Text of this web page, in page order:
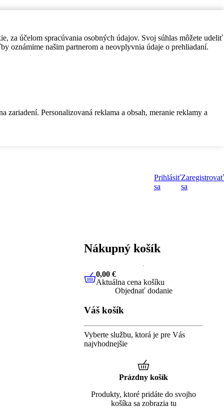
za účelom spracúvania osobných údajov. Svoj súhlas môžete udeliť
oznámime našim partnerom a neovplyvnia údaje o prehliadaní.
Personalizovaná reklama a obsah, meranie reklamy a
Prihlásiť
sa
Zaregistrovať
sa
Nákupný košík
0,00 €Aktuálna cena košíku
0,00 €
Aktuálna cena košíku
Objednať dodanie
Váš košík
Vyberte službu, ktorá je pre Vás
najvhodnejšie
Prázdny košík
Produkty, ktoré pridáte do svojho
košíka sa zobrazia tu